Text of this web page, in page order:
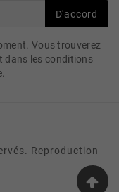
D'accord
Vous trouverez
dans les conditions
Reproduction